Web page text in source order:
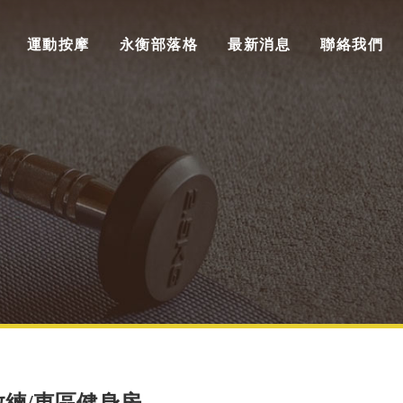
運動按摩 永衡部落格 最新消息 聯絡我們